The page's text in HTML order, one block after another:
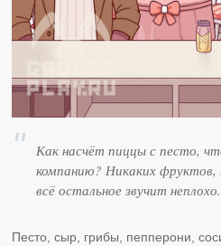
Как насчёт пиццы с песто,
компанию? Никаких фруктов,
всё остальное звучит неплохо.
Песто, сыр, грибы, пепперони,